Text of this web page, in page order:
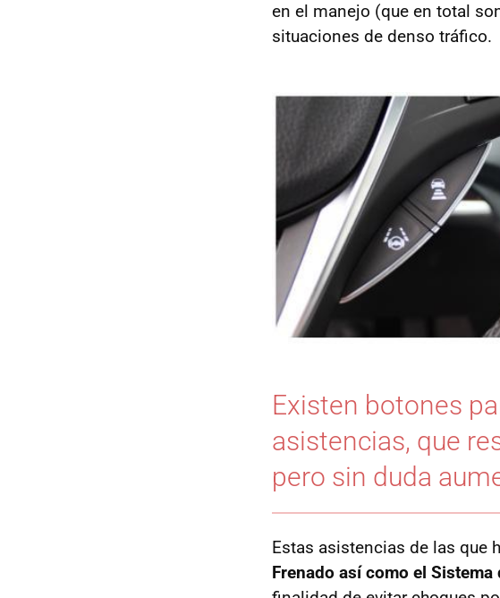
en el manejo (que en total
situaciones de denso tráfico.
Existen botones
asistencias, que
pero sin duda
Estas asistencias de las que
Frenado así como el